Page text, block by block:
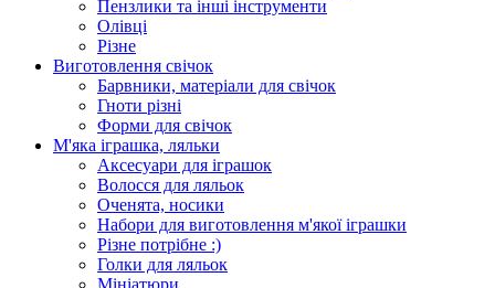
Пензлики та інші інструменти
Олівці
Різне
Виготовлення свічок
Барвники, матеріали для свічок
Гноти різні
Форми для свічок
М'яка іграшка, ляльки
Аксесуари для іграшок
Волосся для ляльок
Оченята, носики
Набори для виготовлення м'якої іграшки
Різне потрібне :)
Голки для ляльок
Мініатюри